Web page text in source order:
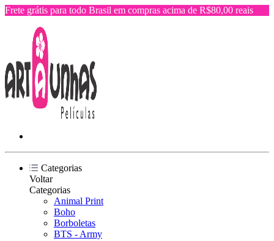
Frete grátis para todo Brasil em compras acima de R$80,00 reais
Categorias
Voltar
Categorias
Animal Print
Boho
Borboletas
BTS - Army